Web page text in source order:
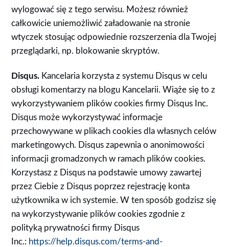
wylogować się z tego serwisu. Możesz również
całkowicie uniemożliwić załadowanie na stronie
wtyczek stosując odpowiednie rozszerzenia dla Twojej
przeglądarki, np. blokowanie skryptów.
Disqus. Kancelaria korzysta z systemu Disqus w celu
obsługi komentarzy na blogu Kancelarii. Wiąże się to z
wykorzystywaniem plików cookies firmy Disqus Inc.
Disqus może wykorzystywać informacje
przechowywane w plikach cookies dla własnych celów
marketingowych. Disqus zapewnia o anonimowości
informacji gromadzonych w ramach plików cookies.
Korzystasz z Disqus na podstawie umowy zawartej
przez Ciebie z Disqus poprzez rejestrację konta
użytkownika w ich systemie. W ten sposób godzisz się
na wykorzystywanie plików cookies zgodnie z
polityką prywatności firmy Disqus
Inc.: https://help.disqus.com/terms-and-